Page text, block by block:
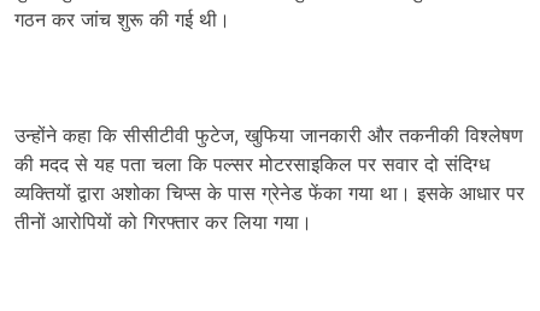
गठन कर जांच शुरू की गई थी।
उन्होंने कहा कि सीसीटीवी फुटेज, खुफिया जानकारी और तकनीकी विश्लेषण
की मदद से यह पता चला कि पल्सर मोटरसाइकिल पर सवार दो संदिग्ध
व्यक्तियों द्वारा अशोका चिप्स के पास ग्रेनेड फेंका गया था। इसके आधार पर
तीनों आरोपियों को गिरफ्तार कर लिया गया।